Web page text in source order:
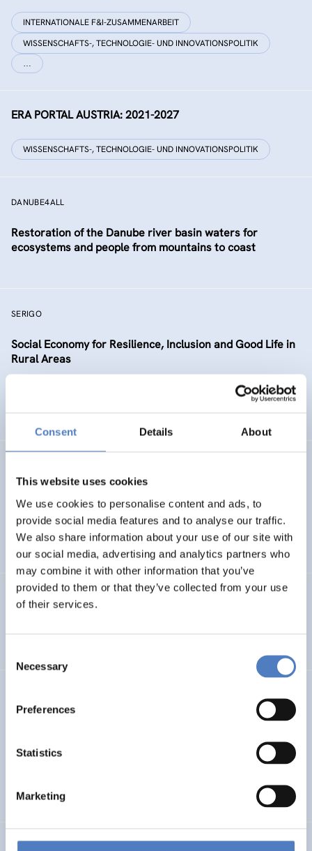
Consent Details About
This website uses cookies
We use cookies to personalise content and ads, to
provide social media features and to analyse our traffic.
We also share information about your use of our site with
our social media, advertising and analytics partners who
may combine it with other information that you’ve
provided to them or that they’ve collected from your use
of their services.
Selection
Necessary
Preferences
Statistics
Marketing
INTERNATIONALE F&I-ZUSAMMENARBEIT
WISSENSCHAFTS-, TECHNOLOGIE- UND INNOVATIONSPOLITIK
…
ERA PORTAL AUSTRIA: 2021-2027
WISSENSCHAFTS-, TECHNOLOGIE- UND INNOVATIONSPOLITIK
DANUBE4ALL
Restoration of the Danube river basin waters for
ecosystems and people from mountains to coast
SERIGO
Social Economy for Resilience, Inclusion and Good Life in
Rural Areas
SOZIALE INNOVATION
STone monument Ensambles and the Climate Change
Impact
SOZIALE INNOVATION
MOUNTRESILIENCE
Circular Systemic Solutions: Plastic, Packaging, Biowaste,
…